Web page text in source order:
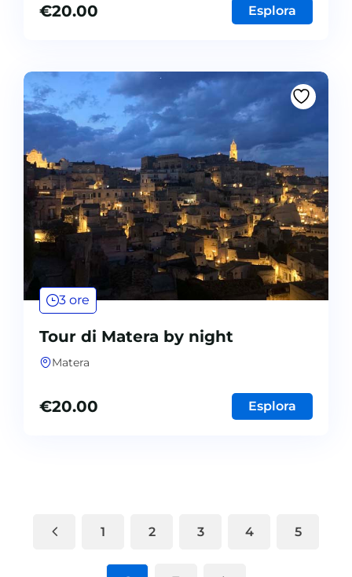
€20.00 Esplora
3 ore
Tour di Matera by night
Matera
€20.00 Esplora
1 2 3 4 5